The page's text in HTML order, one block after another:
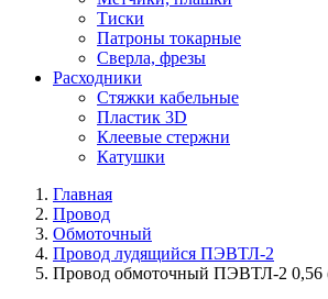
Тиски
Патроны токарные
Сверла, фрезы
Расходники
Стяжки кабельные
Пластик 3D
Клеевые стержни
Катушки
Главная
Провод
Обмоточный
Провод лудящийся ПЭВТЛ-2
Провод обмоточный ПЭВТЛ-2 0,56